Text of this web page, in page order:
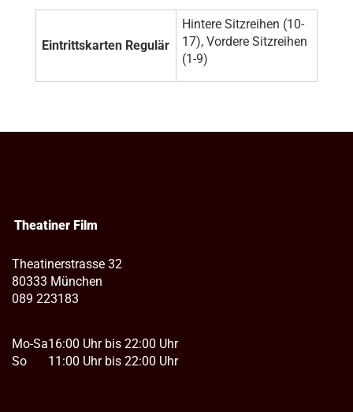
Eintrittskarten Regulär
Hintere Sitzreihen (10-
17), Vordere Sitzreihen
(1-9)
Theatiner Film
Theatinerstrasse 32
80333 München
089 223183
Mo-Sa
So
16:00 Uhr bis 22:00 Uhr
11:00 Uhr bis 22:00 Uhr